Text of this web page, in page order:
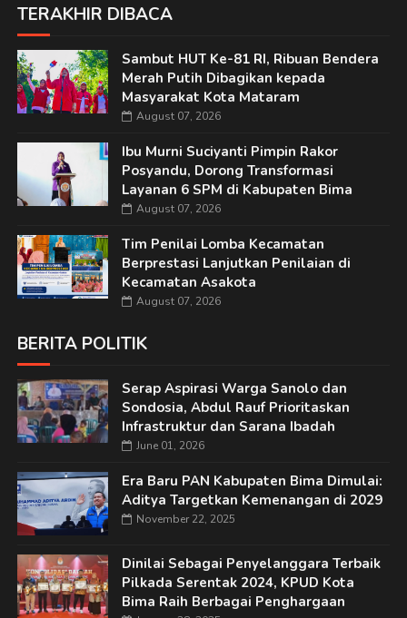
TERAKHIR DIBACA
Sambut HUT Ke-81 RI, Ribuan Bendera
Merah Putih Dibagikan kepada
Masyarakat Kota Mataram
August 07, 2026
Ibu Murni Suciyanti Pimpin Rakor
Posyandu, Dorong Transformasi
Layanan 6 SPM di Kabupaten Bima
August 07, 2026
Tim Penilai Lomba Kecamatan
Berprestasi Lanjutkan Penilaian di
Kecamatan Asakota
August 07, 2026
BERITA POLITIK
Serap Aspirasi Warga Sanolo dan
Sondosia, Abdul Rauf Prioritaskan
Infrastruktur dan Sarana Ibadah
June 01, 2026
Era Baru PAN Kabupaten Bima Dimulai:
Aditya Targetkan Kemenangan di 2029
November 22, 2025
Dinilai Sebagai Penyelanggara Terbaik
Pilkada Serentak 2024, KPUD Kota
Bima Raih Berbagai Penghargaan